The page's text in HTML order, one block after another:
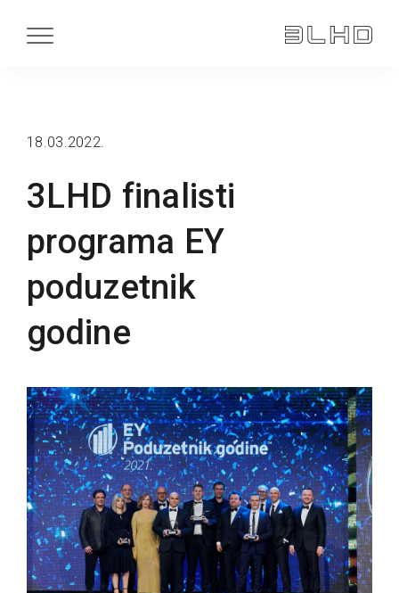
3LHD finalisti
programa EY
poduzetnik
godine
18.03.2022.